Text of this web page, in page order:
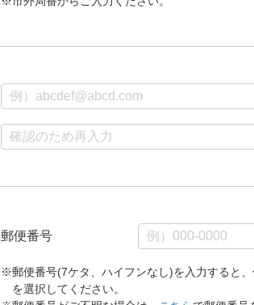
郵便番号
※郵便番号(7ケタ、ハイフンなし)を入力すると
を選択してください。